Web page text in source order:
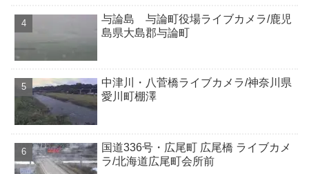
与論島 与論町役場ライブカメラ/鹿児
島県大島郡与論町
中津川・八菅橋ライブカメラ/神奈川県
愛川町棚澤
国道336号・広尾町 広尾橋 ライブカメ
ラ/北海道広尾町会所前